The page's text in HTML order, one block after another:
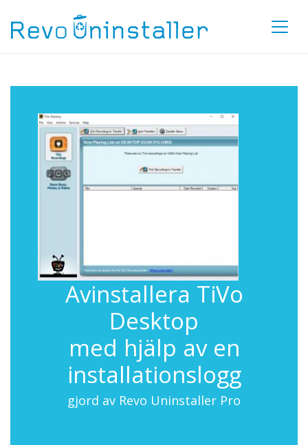
Avinstallera TiVo
Desktop
med hjälp av en
installationslogg
gjord av Revo Uninstaller Pro